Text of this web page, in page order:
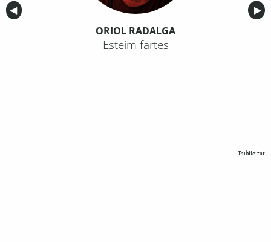
Anterior
◀︎ ▶︎
ORIOL RADALGA
Esteim fartes
Publicitat